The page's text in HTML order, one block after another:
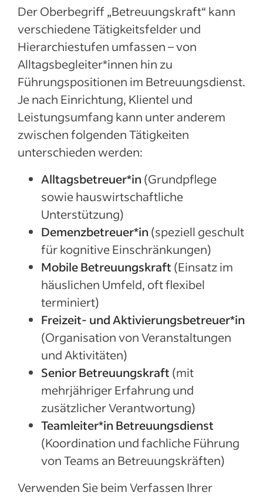
Der Oberbegriff „Betreuungskraft“ kann
verschiedene Tätigkeitsfelder und
Hierarchiestufen umfassen – von
Alltagsbegleiter*innen hin zu
Führungspositionen im Betreuungsdienst.
Je nach Einrichtung, Klientel und
Leistungsumfang kann unter anderem
zwischen folgenden Tätigkeiten
unterschieden werden:
Alltagsbetreuer*in (Grundpflege
sowie hauswirtschaftliche
Unterstützung)
Demenzbetreuer*in (speziell geschult
für kognitive Einschränkungen)
Mobile Betreuungskraft (Einsatz im
häuslichen Umfeld, oft flexibel
terminiert)
Freizeit- und Aktivierungsbetreuer*in
(Organisation von Veranstaltungen
und Aktivitäten)
Senior Betreuungskraft (mit
mehrjähriger Erfahrung und
zusätzlicher Verantwortung)
Teamleiter*in Betreuungsdienst
(Koordination und fachliche Führung
von Teams an Betreuungskräften)
Verwenden Sie beim Verfassen Ihrer